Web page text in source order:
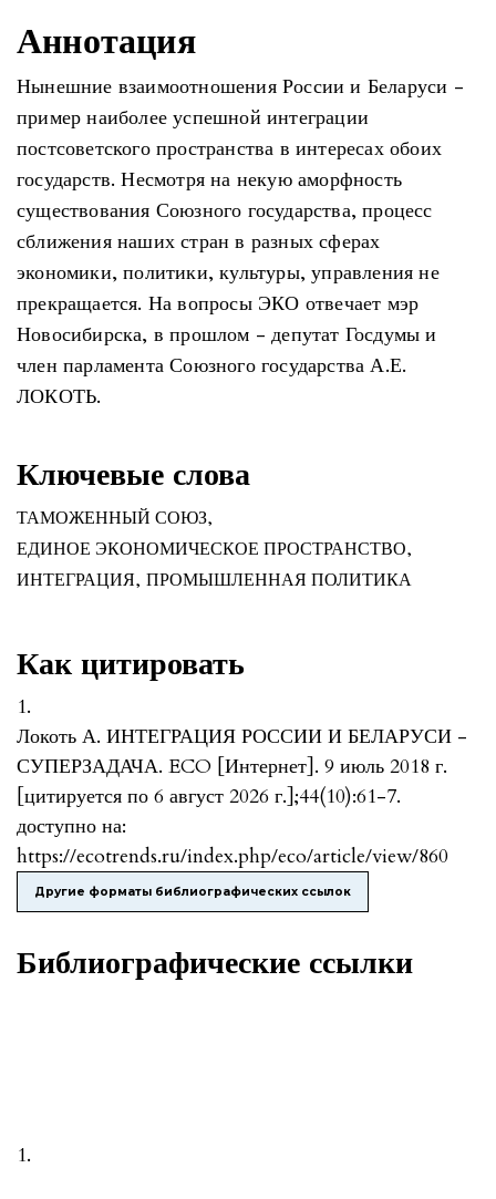
Ключевые слова
ТАМОЖЕННЫЙ СОЮЗ,
ЕДИНОЕ ЭКОНОМИЧЕСКОЕ ПРОСТРАНСТВО,
ИНТЕГРАЦИЯ, ПРОМЫШЛЕННАЯ ПОЛИТИКА
Как цитировать
1.
Локоть А. ИНТЕГРАЦИЯ РОССИИ И БЕЛАРУСИ -
СУПЕРЗАДАЧА. ECO [Интернет]. 9 июль 2018 г.
[цитируется по 6 август 2026 г.];44(10):61-7.
доступно на:
https://ecotrends.ru/index.php/eco/article/view/860
Другие форматы библиографических ссылок
Аннотация
Нынешние взаимоотношения России и Беларуси -
пример наиболее успешной интеграции
постсоветского пространства в интересах обоих
государств. Несмотря на некую аморфность
существования Союзного государства, процесс
сближения наших стран в разных сферах
экономики, политики, культуры, управления не
прекращается. На вопросы ЭКО отвечает мэр
Новосибирска, в прошлом - депутат Госдумы и
член парламента Союзного государства А.Е.
ЛОКОТЬ.
Библиографические ссылки
1.